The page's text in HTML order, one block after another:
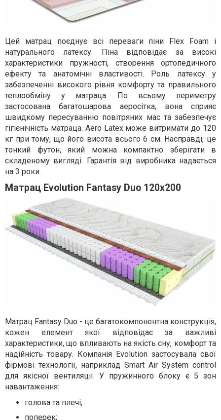
Цей матрац поєднує всі переваги піни Flex Foam і
натурального латексу. Піна відповідає за високі
характеристики пружності, створення ортопедичного
ефекту та анатомічні властивості. Роль латексу у
забезпеченні високого рівня комфорту та правильного
теплообміну у матраца. По всьому периметру
застосована багатошарова аеросітка, вона сприяє
швидкому пересуванню повітряних мас та забезпечує
гігієнічність матраца. Aero Latex може витримати до 120
кг при тому, що його висота всього 6 см. Насправді, це
тонкий футон, який можна компактно зберігати в
складеному вигляді. Гарантія від виробника надається
на 3 роки.
Матрац Evolution Fantasy Duo 120x200
Матрац Fantasy Duo - це багатокомпонентна конструкція,
кожен елемент якої відповідає за важливі
характеристики, що впливають на якість сну, комфорт та
надійність товару. Компанія Evolution застосувала свої
фірмові технології, наприклад Smart Air System control
для якісної вентиляції. У пружинного блоку є 5 зон
навантаження:
голова та плечі;
поперек;